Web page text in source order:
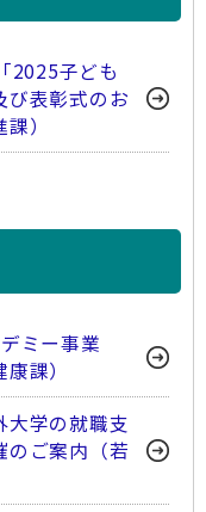
2025子ども
び表彰式のお
）
ミー事業
課）
大学の就職支
のご案内（若